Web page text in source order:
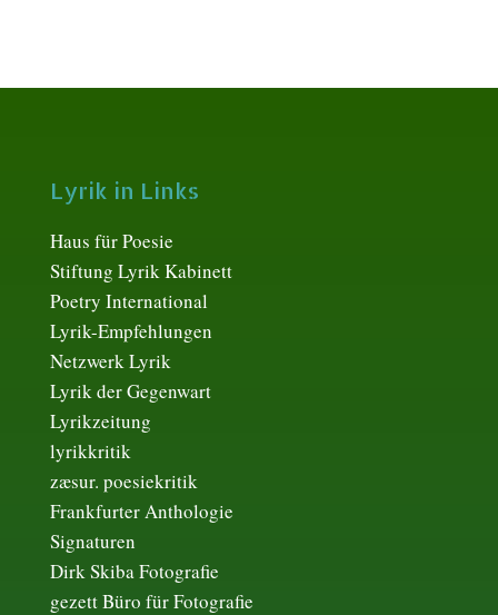
Lyrik in Links
Haus für Poesie
Stiftung Lyrik Kabinett
Poetry International
Lyrik-Empfehlungen
Netzwerk Lyrik
Lyrik der Gegenwart
Lyrikzeitung
lyrikkritik
zæsur. poesiekritik
Frankfurter Anthologie
Signaturen
Dirk Skiba Fotografie
gezett Büro für Fotografie